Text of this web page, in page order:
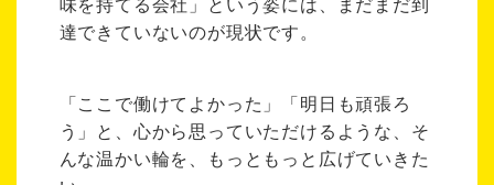
達できていないのが現状です。
「ここで働けてよかった」「明日も頑張ろ
う」と、心から思っていただけるような、そ
んな温かい輪を、もっともっと広げていきた